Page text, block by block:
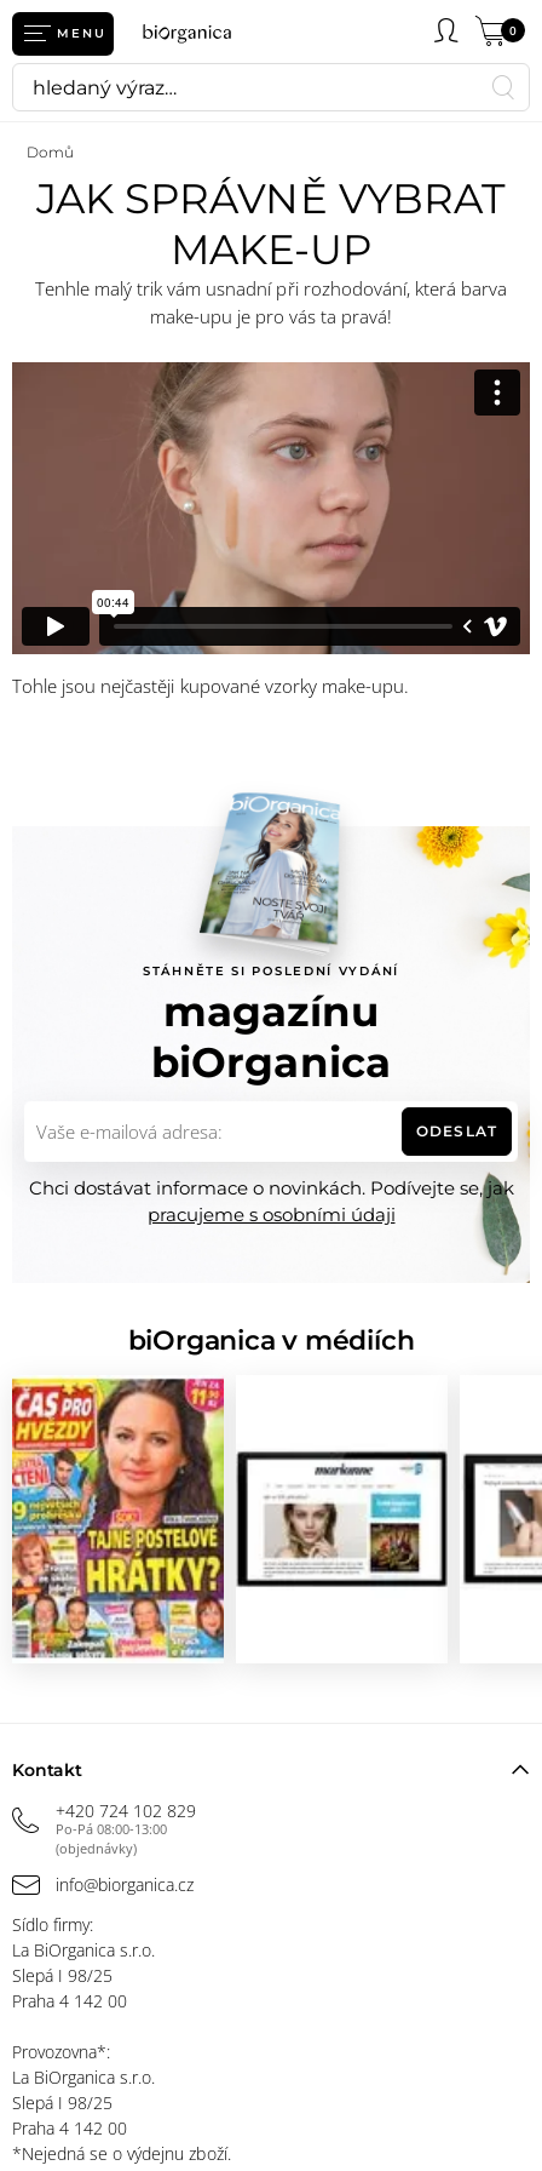
MENU 0
Domů
JAK SPRÁVNĚ VYBRAT
MAKE-UP
Tenhle malý trik vám usnadní při rozhodování, která barva
make-upu je pro vás ta pravá!
Tohle jsou nejčastěji kupované vzorky make-upu.
STÁHNĚTE SI POSLEDNÍ VYDÁNÍ
magazínu
biOrganica
ODESLAT
Chci dostávat informace o novinkách. Podívejte se, jak
pracujeme s osobními údaji
biOrganica v médiích
Kontakt
+420 724 102 829
Po-Pá 08:00-13:00
(objednávky)
info@biorganica.cz
Sídlo firmy:
La BiOrganica s.r.o.
Slepá I 98/25
Praha 4 142 00
Provozovna*:
La BiOrganica s.r.o.
Slepá I 98/25
Praha 4 142 00
*Nejedná se o výdejnu zboží.